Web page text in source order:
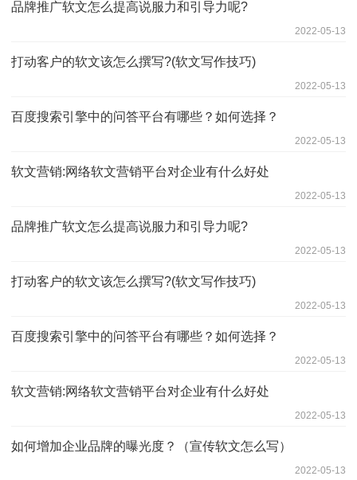
品牌推广软文怎么提高说服力和引导力呢?
2022-05-13
打动客户的软文该怎么撰写?(软文写作技巧)
2022-05-13
百度搜索引擎中的问答平台有哪些？如何选择？
2022-05-13
软文营销:网络软文营销平台对企业有什么好处
2022-05-13
品牌推广软文怎么提高说服力和引导力呢?
2022-05-13
打动客户的软文该怎么撰写?(软文写作技巧)
2022-05-13
百度搜索引擎中的问答平台有哪些？如何选择？
2022-05-13
软文营销:网络软文营销平台对企业有什么好处
2022-05-13
如何增加企业品牌的曝光度？（宣传软文怎么写）
2022-05-13